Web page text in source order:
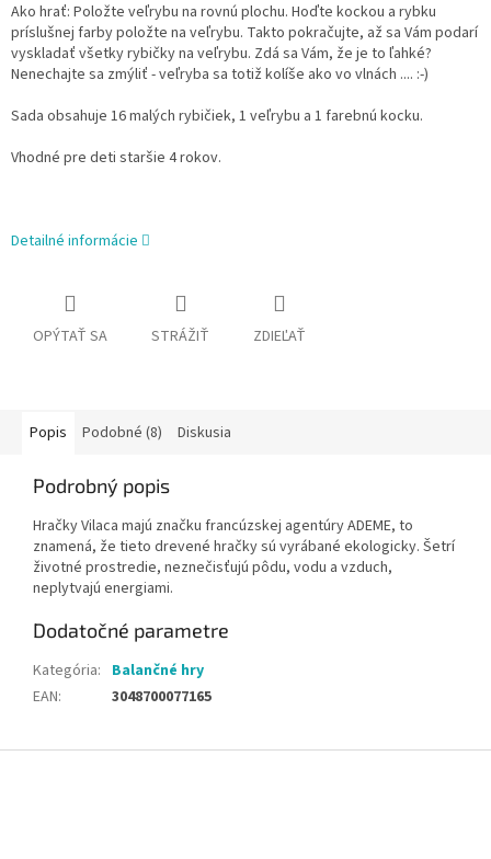
Ako hrať: Položte veľrybu na rovnú plochu. Hoďte kockou a rybku
príslušnej farby položte na veľrybu. Takto pokračujte, až sa Vám podarí
vyskladať všetky rybičky na veľrybu. Zdá sa Vám, že je to ľahké?
Nenechajte sa zmýliť - veľryba sa totiž kolíše ako vo vlnách .... :-)
Sada obsahuje 16 malých rybičiek, 1 veľrybu a 1 farebnú kocku.
Vhodné pre deti staršie 4 rokov.
Detailné informácie
OPÝTAŤ SA STRÁŽIŤ ZDIEĽAŤ
Popis Podobné (8) Diskusia
Podrobný popis
Hračky Vilaca majú značku francúzskej agentúry ADEME, to
znamená, že tieto drevené hračky sú vyrábané ekologicky. Šetrí
životné prostredie, neznečisťujú pôdu, vodu a vzduch,
neplytvajú energiami.
Dodatočné parametre
Kategória: Balančné hry
EAN: 3048700077165